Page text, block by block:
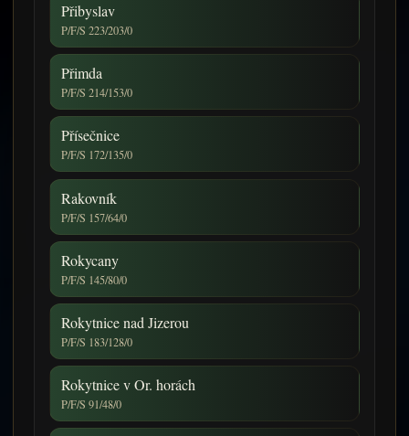
Přibyslav
P/F/S 223/203/0
Přimda
P/F/S 214/153/0
Přísečnice
P/F/S 172/135/0
Rakovník
P/F/S 157/64/0
Rokycany
P/F/S 145/80/0
Rokytnice nad Jizerou
P/F/S 183/128/0
Rokytnice v Or. horách
P/F/S 91/48/0